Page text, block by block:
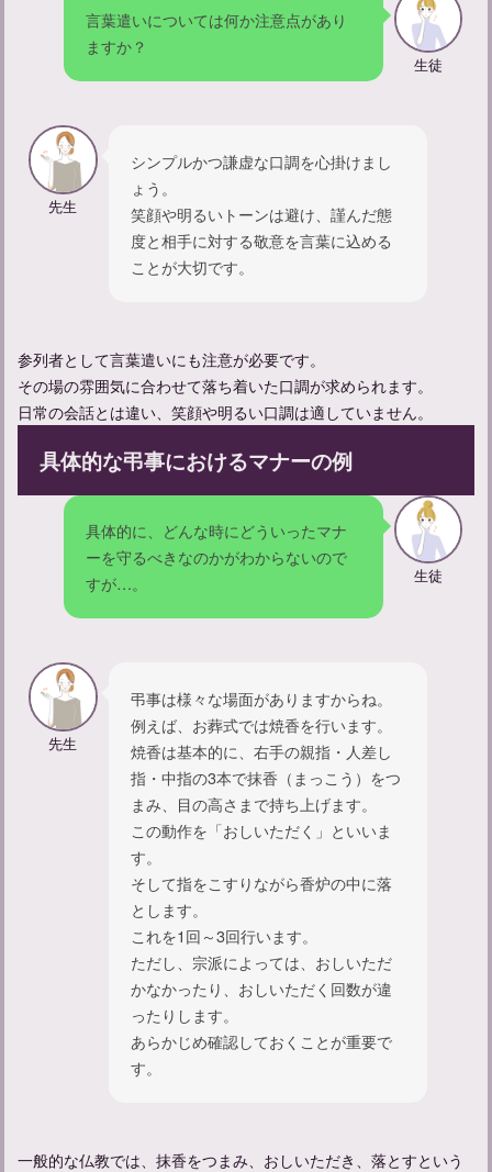
忌中期間中の孫の振る舞いについて：やってはいけないことは
お通夜の流れと参列者として守るべきマナーについて解説
亡くなった人の顔を見に行く服装やマナーについて解説
家族葬参列者としてのマナーや服装についてのガイド
言葉遣いについては何か注意点があり
ますか？
生徒
先生
シンプルかつ謙虚な口調を心掛けまし
ょう。
笑顔や明るいトーンは避け、謹んだ態
度と相手に対する敬意を言葉に込める
ことが大切です。
参列者として言葉遣いにも注意が必要です。
その場の雰囲気に合わせて落ち着いた口調が求められます。
日常の会話とは違い、笑顔や明るい口調は適していません。
具体的な弔事におけるマナーの例
具体的に、どんな時にどういったマナ
ーを守るべきなのかがわからないので
すが…。
生徒
先生
弔事は様々な場面がありますからね。
例えば、お葬式では焼香を行います。
焼香は基本的に、右手の親指・人差し
指・中指の3本で抹香（まっこう）をつ
まみ、目の高さまで持ち上げます。
この動作を「おしいただく」といいま
す。
そして指をこすりながら香炉の中に落
とします。
これを1回～3回行います。
ただし、宗派によっては、おしいただ
かなかったり、おしいただく回数が違
ったりします。
あらかじめ確認しておくことが重要で
す。
一般的な仏教では、抹香をつまみ、おしいただき、落とすという